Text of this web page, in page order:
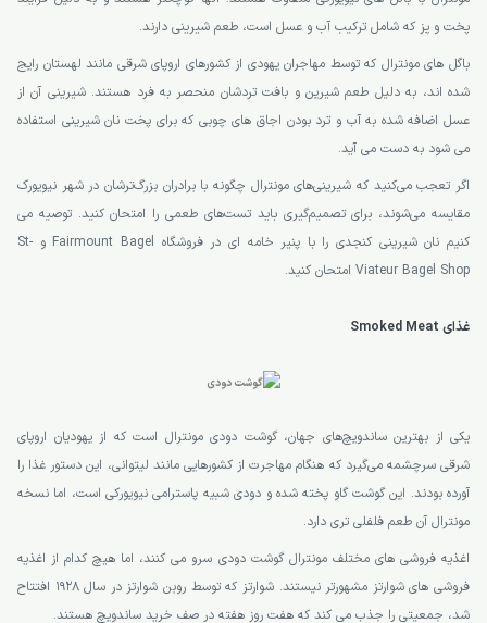
پخت و پز که شامل ترکیب آب و عسل است، طعم شیرینی دارند.
باگل های مونترال که توسط مهاجران یهودی از کشورهای اروپای شرقی مانند لهستان رایج
شده اند، به دلیل طعم شیرین و بافت تردشان منحصر به فرد هستند. شیرینی آن از
عسل اضافه شده به آب و ترد بودن اجاق های چوبی که برای پخت نان شیرینی استفاده
می شود به دست می آید.
اگر تعجب می‌کنید که شیرینی‌های مونترال چگونه با برادران بزرگ‌ترشان در شهر نیویورک
مقایسه می‌شوند، برای تصمیم‌گیری باید تست‌های طعمی را امتحان کنید. توصیه می
کنیم نان شیرینی کنجدی را با پنیر خامه ای در فروشگاه Fairmount Bagel و St-
Viateur Bagel Shop امتحان کنید.
غذای Smoked Meat
یکی از بهترین ساندویچ‌های جهان، گوشت دودی مونترال است که از یهودیان اروپای
شرقی سرچشمه می‌گیرد که هنگام مهاجرت از کشورهایی مانند لیتوانی، این دستور غذا را
آورده بودند. این گوشت گاو پخته شده و دودی شبیه پاسترامی نیویورکی است، اما نسخه
مونترال آن طعم فلفلی تری دارد.
اغذیه فروشی های مختلف مونترال گوشت دودی سرو می کنند، اما هیچ کدام از اغذیه
فروشی های شوارتز مشهورتر نیستند. شوارتز که توسط روبن شوارتز در سال 1928 افتتاح
شد، جمعیتی را جذب می کند که هفت روز هفته در صف خرید ساندویچ هستند.